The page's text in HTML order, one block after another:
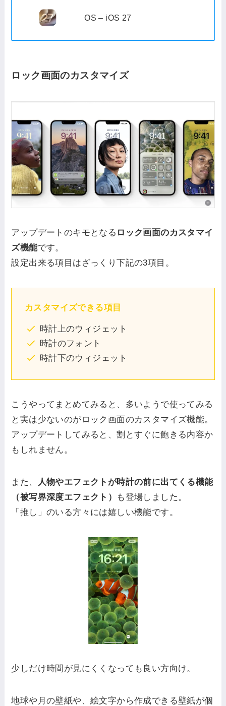
OS – iOS 27
ロック画面のカスタマイズ
アップデートのキモとなる ロック画面のカスタマイ
ズ機能です。
設定出来る項目はざっくり下記の3項目。
カスタマイズできる項目
時計上のウィジェット
時計のフォント
時計下のウィジェット
こうやってまとめてみると、多いようで使ってみる
と実は少ないのがロック画面のカスタマイズ機能。
アップデートしてみると、割とすぐに飽きる内容か
もしれません。
また、
人物やエフェクトが時計の前に出てくる機能
（被写界深度エフェクト）
も登場しました。
「推し」のいる方々には嬉しい機能です。
少しだけ時間が見にくくなっても良い方向け。
地球や月の壁紙や、絵文字から作成できる壁紙が個